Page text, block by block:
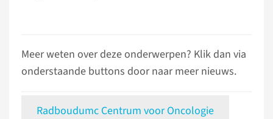
Meer weten over deze onderwerpen? Klik dan via
onderstaande buttons door naar meer nieuws.
Radboudumc Centrum voor Oncologie